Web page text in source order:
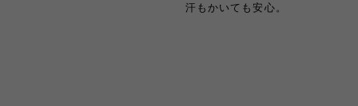
汗もかいても安心。